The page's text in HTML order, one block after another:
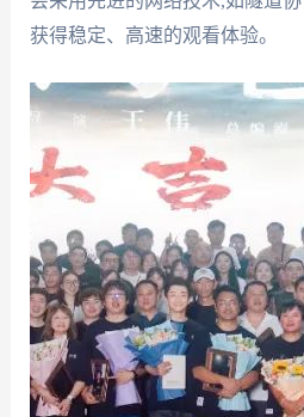
获得稳定、高速的观看体验。